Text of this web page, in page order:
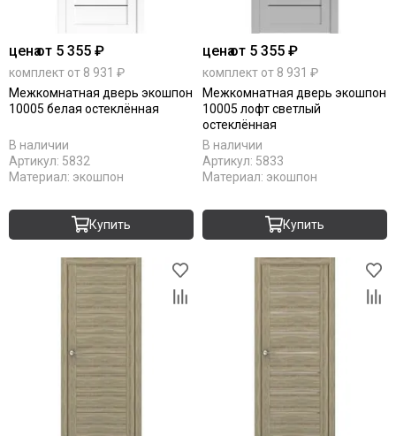
ценаот 5 355 ₽
комплект от 8 931 ₽
Межкомнатная дверь экошпон
10005 белая остеклённая
В наличии
Артикул: 5832
Материал: экошпон
Купить
ценаот 5 355 ₽
комплект от 8 931 ₽
Межкомнатная дверь экошпон
10005 лофт светлый
остеклённая
В наличии
Артикул: 5833
Материал: экошпон
Купить